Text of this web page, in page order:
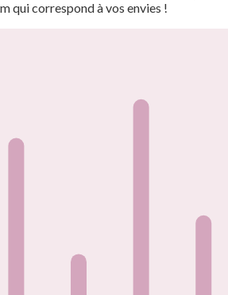
qui correspond à vos envies !